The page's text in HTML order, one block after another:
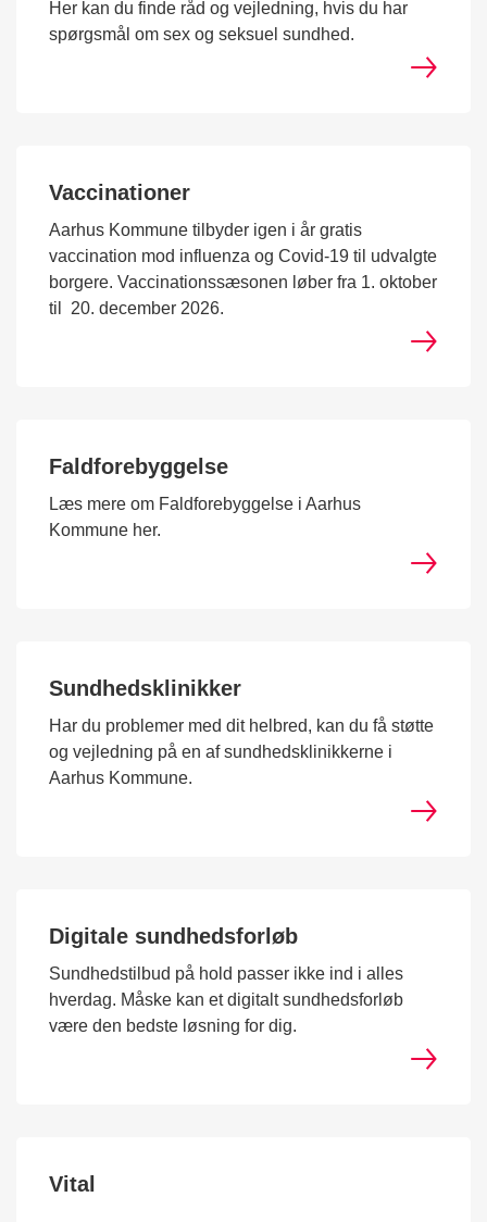
Her kan du finde råd og vejledning, hvis du har
spørgsmål om sex og seksuel sundhed.
Vaccinationer
Aarhus Kommune tilbyder igen i år gratis
vaccination mod influenza og Covid-19 til udvalgte
borgere. Vaccinationssæsonen løber fra 1. oktober
til 20. december 2026.
Faldforebyggelse
Læs mere om Faldforebyggelse i Aarhus
Kommune her.
Sundhedsklinikker
Har du problemer med dit helbred, kan du få støtte
og vejledning på en af sundhedsklinikkerne i
Aarhus Kommune.
Digitale sundhedsforløb
Sundhedstilbud på hold passer ikke ind i alles
hverdag. Måske kan et digitalt sundhedsforløb
være den bedste løsning for dig.
Vital